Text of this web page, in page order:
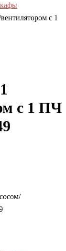
с 1
с 1 ПЧ